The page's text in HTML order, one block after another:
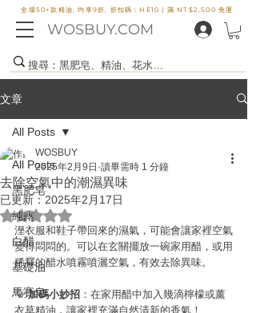
WOSBUY.COM
全場50+款精油, 均享9折, 折扣碼：HE10 | 滿 NT$2,500 免運
文章
All Posts
黑肥皂
純露
白醋
基礎油
馬賽皂
All Posts
去除空氣中的潮濕異味
WOSBUY
2025年2月9日 讀畢需時 1 分鐘
已更新：2025年2月17日
評等為 NaN（最高為 5 顆星）。
溼衣服和鞋子帶回來的濕氣，可能會讓家裡空氣
變得悶悶的。可以在玄關擺放一碗家用醋，或用
稀釋的醋水噴霧噴灑空氣，有效去除異味。
💡 加碼小妙招 ：在家用醋中加入幾滴檸檬或薰
衣草精油，讓家裡充滿自然清新的香氣！